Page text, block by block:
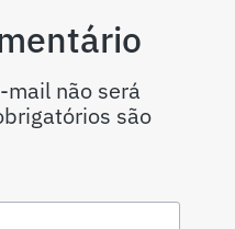
mail não será
são